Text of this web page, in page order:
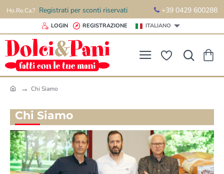
Ho.Re.Ca.? Registrati per sconti riservati +39 0429 600288
LOGIN REGISTRAZIONE ITALIANO
Chi Siamo
Chi Siamo